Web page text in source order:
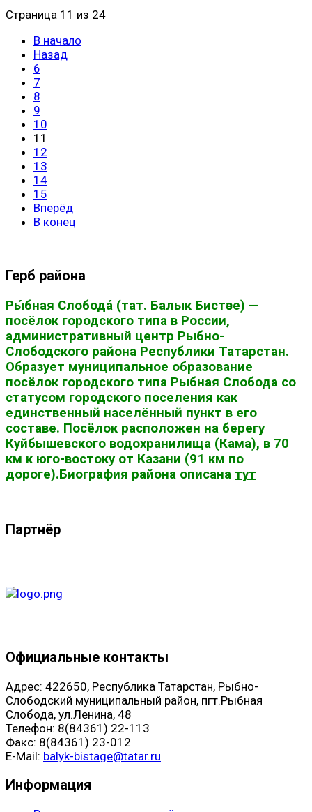
Страница 11 из 24
В начало
Назад
6
7
8
9
10
11
12
13
14
15
Вперёд
В конец
Герб района
Ры́бная Слобода́ (тат. Балык Бистәсе) —
посёлок городского типа в России,
административный центр Рыбно-
Слободского района Республики Татарстан.
Образует муниципальное образование
посёлок городского типа Рыбная Слобода со
статусом городского поселения как
единственный населённый пункт в его
составе. Посёлок расположен на берегу
Куйбышевского водохранилища (Кама), в 70
км к юго-востоку от Казани (91 км по
дороге).Биография района описана тут
Партнёр
Официальные контакты
Адрес: 422650, Республика Татарстан, Рыбно-
Слободский муниципальный район, пгт.Рыбная
Слобода, ул.Ленина, 48
Телефон: 8(84361) 22-113
Факс: 8(84361) 23-012
E-Mail: balyk-bistage@tatar.ru
Информация